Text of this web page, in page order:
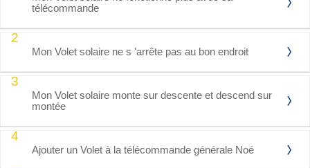
télécommande
2
Mon Volet solaire ne s 'arrête pas au bon endroit
3
Mon Volet solaire monte sur descente et descend sur
montée
4
Ajouter un Volet à la télécommande générale Noé